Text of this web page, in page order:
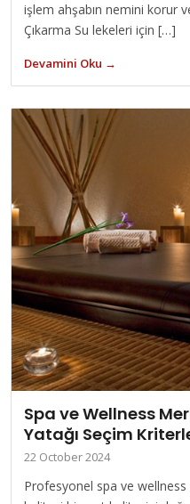
işlem ahşabın nemini korur
Çıkarma Su lekeleri için […]
Devamini Oku →
Spa ve Wellness
Yatağı Seçim
22 October 2024
Profesyonel spa ve